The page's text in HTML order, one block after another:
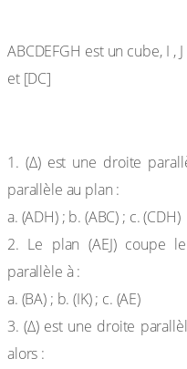
ABCDEFGH est un cube, I ,
et [DC]
1. (∆) est une droite
parallèle au plan :
a. (ADH) ; b. (ABC) ; c. (CDH)
2. Le plan (AEJ) coupe
parallèle à :
a. (BA) ; b. (IK) ; c. (AE)
3. (∆) est une droite
alors :